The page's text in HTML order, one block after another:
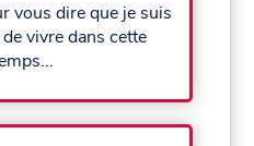
vous dire que je suis
vivre dans cette